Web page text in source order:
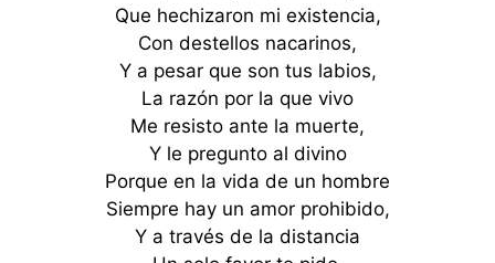
Que hechizaron mi existencia,
Con destellos nacarinos,
Y a pesar que son tus labios,
La razón por la que vivo
Me resisto ante la muerte,
Y le pregunto al divino
Porque en la vida de un hombre
Siempre hay un amor prohibido,
Y a través de la distancia